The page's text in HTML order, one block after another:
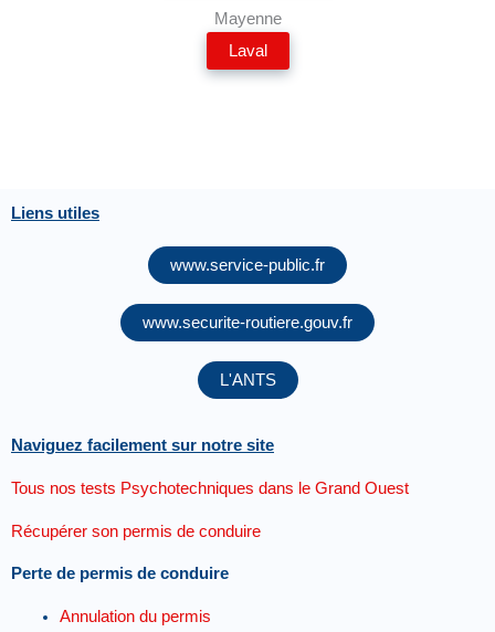
Mayenne
Laval
Liens utiles
www.service-public.fr
www.securite-routiere.gouv.fr
L'ANTS
Naviguez facilement sur notre site
Tous nos tests Psychotechniques dans le Grand Ouest
Récupérer son permis de conduire
Perte de permis de conduire
Annulation du permis